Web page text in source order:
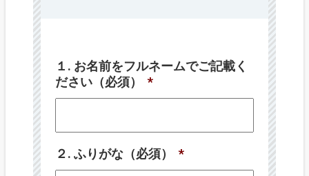
１. お名前をフルネームでご記載く
ださい（必須）
*
２. ふりがな（必須） *